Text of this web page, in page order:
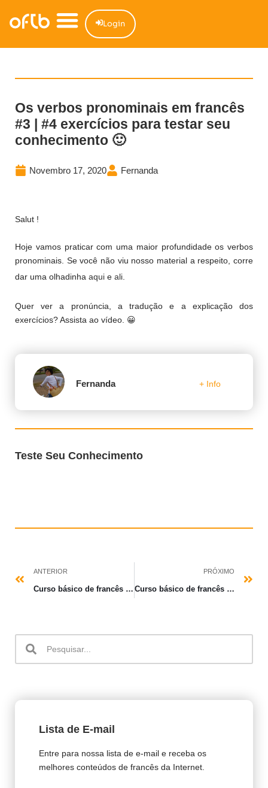
Login
Os verbos pronominais em francês
#3 | #4 exercícios para testar seu
conhecimento 🙂
Novembro 17, 2020 Fernanda
Salut !
Hoje vamos praticar com uma maior profundidade os verbos
pronominais. Se você não viu nosso material a respeito, corre
dar uma olhadinha aqui e ali.
Quer ver a pronúncia, a tradução e a explicação dos
exercícios? Assista ao vídeo. 😀
Fernanda + Info
Teste Seu Conhecimento
ANTERIOR
Curso básico de francês – 4 Perguntar e responder
PRÓXIMO
Curso básico de francês – 3 Falar de si mesmo
Lista de E-mail
Entre para nossa lista de e-mail e receba os
melhores conteúdos de francês da Internet.